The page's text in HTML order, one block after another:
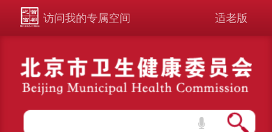
访问我的专属空间 适老版